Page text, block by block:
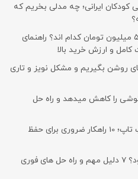
ایرانی؛ چه مدلی بخریم که
بهترین ساعت های هوشمند زیر ۵ میلیون تومان کدام اند؟ راهنمای
و ارزش خرید بالا
بگیریم و مشکل نویز و تاری
را کاهش میدهد و راه حل
آموزش جلوگیری از هک شدن لپ تاپ؛ 10 راهکار ضروری برای حفظ
چرا لپتاپ شما ناگهان کند می شود؟ ۷ دلیل مهم و راه حل های فوری